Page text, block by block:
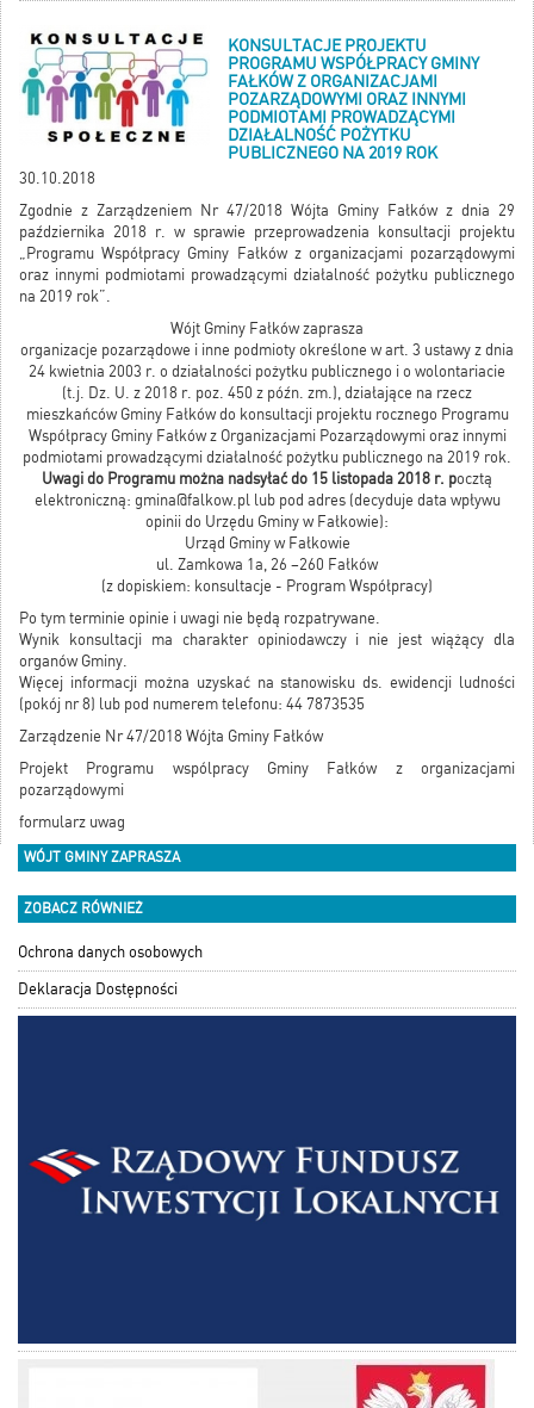
KONSULTACJE PROJEKTU
PROGRAMU WSPÓŁPRACY GMINY
FAŁKÓW Z ORGANIZACJAMI
POZARZĄDOWYMI ORAZ INNYMI
PODMIOTAMI PROWADZĄCYMI
DZIAŁALNOŚĆ POŻYTKU
PUBLICZNEGO NA 2019 ROK
30.10.2018
Zgodnie z Zarządzeniem Nr 47/2018 Wójta Gminy Fałków z dnia 29
października 2018 r. w sprawie przeprowadzenia konsultacji projektu
„Programu Współpracy Gminy Fałków z organizacjami pozarządowymi
oraz innymi podmiotami prowadzącymi działalność pożytku publicznego
na 2019 rok”.
Wójt Gminy Fałków zaprasza
organizacje pozarządowe i inne podmioty określone w art. 3 ustawy z dnia
24 kwietnia 2003 r. o działalności pożytku publicznego i o wolontariacie
(t.j. Dz. U. z 2018 r. poz. 450 z późn. zm.), działające na rzecz
mieszkańców Gminy Fałków do konsultacji projektu rocznego Programu
Współpracy Gminy Fałków z Organizacjami Pozarządowymi oraz innymi
podmiotami prowadzącymi działalność pożytku publicznego na 2019 rok.
Uwagi do Programu można nadsyłać do 15 listopada 2018 r. pocztą
elektroniczną: gmina@falkow.pllub pod adres (decyduje data wpływu
opinii do Urzędu Gminy w Fałkowie):
Urząd Gminy w Fałkowie
ul. Zamkowa 1a, 26 –260 Fałków
(z dopiskiem: konsultacje - Program Współpracy)
Po tym terminie opinie i uwagi nie będą rozpatrywane.
Wynik konsultacji ma charakter opiniodawczy i nie jest wiążący dla
organów Gminy.
Więcej informacji można uzyskać na stanowisku ds. ewidencji ludności
(pokój nr 8) lub pod numerem telefonu: 44 7873535
Zarządzenie Nr 47/2018 Wójta Gminy Fałków
Projekt Programu wspólpracy Gminy Fałków z organizacjami
pozarządowymi
formularz uwag
WÓJT GMINY ZAPRASZA
ZOBACZ RÓWNIEŻ
Ochrona danych osobowych
Deklaracja Dostępności